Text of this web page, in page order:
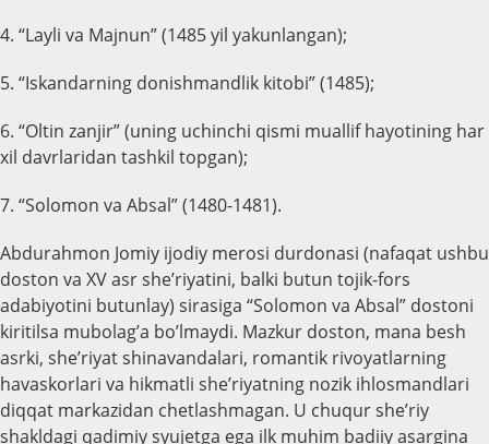
4. “Layli va Majnun” (1485 yil yakunlangan);
5. “Iskandarning donishmandlik kitobi” (1485);
6. “Oltin zanjir” (uning uchinchi qismi muallif hayotining har
xil davrlaridan tashkil topgan);
7. “Solomon va Absal” (1480-1481).
Abdurahmon Jomiy ijodiy merosi durdonasi (nafaqat ushbu
doston va XV asr she’riyatini, balki butun tojik-fors
adabiyotini butunlay) sirasiga “Solomon va Absal” dostoni
kiritilsa mubolag’a bo’lmaydi. Mazkur doston, mana besh
asrki, she’riyat shinavandalari, romantik rivoyatlarning
havaskorlari va hikmatli she’riyatning nozik ihlosmandlari
diqqat markazidan chetlashmagan. U chuqur she’riy
shakldagi qadimiy syujetga ega ilk muhim badiiy asargina